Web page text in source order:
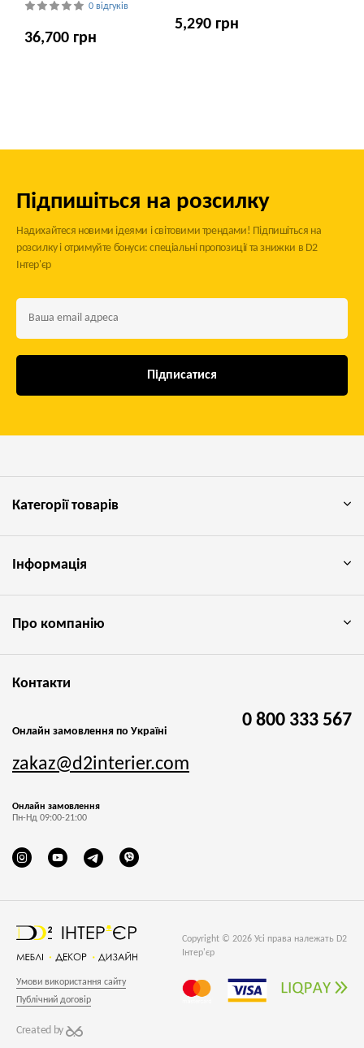
0 відгуків
36,700 грн
5,290 грн
Підпишіться на розсилку
Надихайтеся новими ідеями і світовими трендами! Підпишіться на
розсилку і отримуйте бонуси: спеціальні пропозиції та знижки в D2
Інтер'єр
Підписатися
Copyright © 2026 Усі права належать D2
Інтер'єр
Умови використання сайту
Публічний договір
Created by
Категорії товарів
Інформація
Про компанію
Контакти
Онлайн замовлення по Україні
0 800 333 567
zakaz@d2interier.com
Онлайн замовлення
Пн-Нд 09:00-21:00